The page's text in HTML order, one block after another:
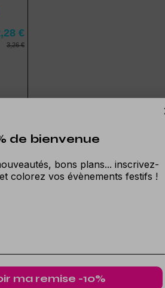
€
3,26 €
hommes que les femmes à l'occasion
l'effet de la lumière noire.
de bienvenue
bons plans... inscrivez-
colorez vos évènements festifs !
ma remise -10%